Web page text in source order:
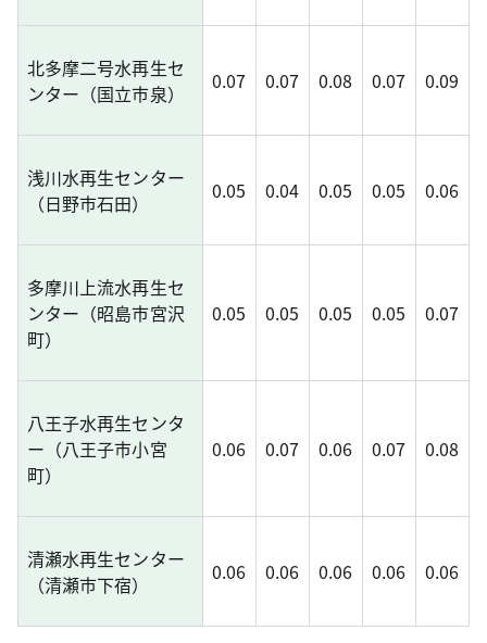
北多摩二号水再生セ
ンター（国立市泉）
0.07 0.07 0.08 0.07 0.09
浅川水再生センター
（日野市石田）
0.05 0.04 0.05 0.05 0.06
多摩川上流水再生セ
ンター（昭島市宮沢
町）
0.05 0.05 0.05 0.05 0.07
八王子水再生センタ
ー（八王子市小宮
町）
0.06 0.07 0.06 0.07 0.08
清瀬水再生センター
（清瀬市下宿）
0.06 0.06 0.06 0.06 0.06